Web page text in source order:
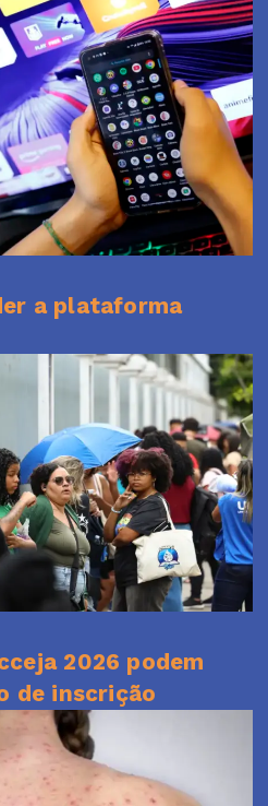
a plataforma
2026 podem
de inscrição